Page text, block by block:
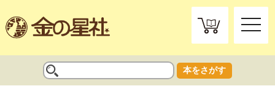
toggle
本をさがす